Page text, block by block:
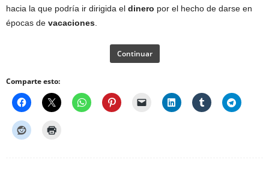
hacia la que podría ir dirigida el dinero por el hecho de darse en
épocas de vacaciones.
Continuar
Comparte esto: